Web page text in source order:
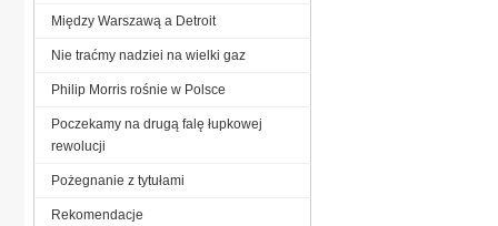
Między Warszawą a Detroit
Nie traćmy nadziei na wielki gaz
Philip Morris rośnie w Polsce
Poczekamy na drugą falę łupkowej
rewolucji
Pożegnanie z tytułami
Rekomendacje